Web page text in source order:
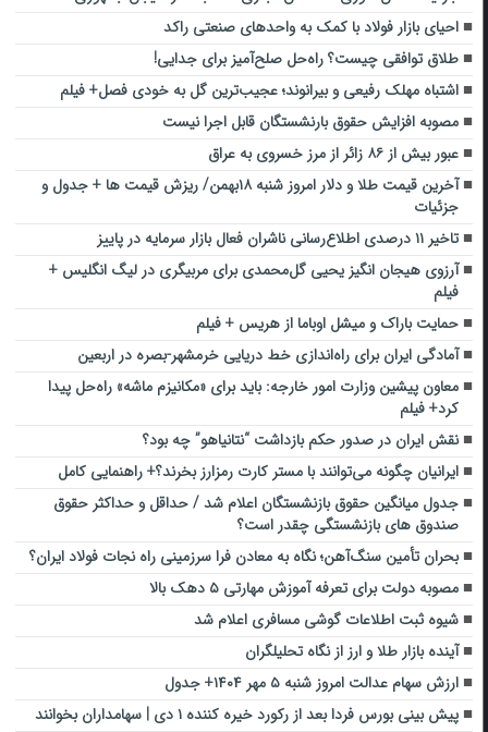
احیای بازار فولاد با کمک به واحدهای صنعتی راکد
طلاق توافقی چیست؟ راه‌حل صلح‌آمیز برای جدایی!
اشتباه مهلک رفیعی و بیرانوند؛ عجیب‌ترین گل به خودی فصل+ فیلم
مصوبه افزایش حقوق بارنشستگان قابل اجرا نیست
عبور بیش از ۸۶ زائر از مرز خسروی به عراق
آخرین قیمت طلا و دلار امروز شنبه ۱۸بهمن/ ریزش قیمت ها + جدول و
جزئیات
تاخیر ۱۱ درصدی اطلاع‌رسانی ناشران فعال بازار سرمایه در پاییز
آرزوی هیجان انگیز یحیی گل‌محمدی برای مربیگری در لیگ انگلیس +
فیلم
حمایت باراک و میشل اوباما از هریس + فیلم
آمادگی ایران برای راه‌اندازی خط دریایی خرمشهر-بصره در اربعین
معاون پیشین وزارت امور خارجه: باید برای «مکانیزم ماشه» راه‌حل پیدا
کرد+ فیلم
نقش ایران در صدور حکم بازداشت “نتانیاهو” چه بود؟
ایرانیان چگونه می‌توانند با مستر کارت رمزارز بخرند؟+ راهنمایی کامل
جدول میانگین حقوق بازنشستگان اعلام شد / حداقل و حداکثر حقوق
صندوق های بازنشستگی چقدر است؟
بحران تأمین سنگ‌آهن؛ نگاه به معادن فرا سرزمینی راه نجات فولاد ایران؟
مصوبه دولت برای تعرفه آموزش مهارتی ۵ دهک بالا
شیوه‌ ثبت اطلاعات گوشی مسافری اعلام شد
آینده بازار طلا و ارز از نگاه تحلیلگران
ارزش سهام عدالت امروز شنبه ۵ مهر ۱۴۰۴+ جدول
پیش بینی بورس فردا بعد از رکورد خیره کننده ۱ دی | سهامداران بخوانند